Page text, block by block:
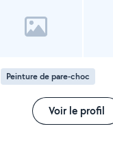
Peinture de pare-choc
Voir le profil